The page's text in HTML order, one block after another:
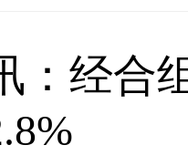
：经合